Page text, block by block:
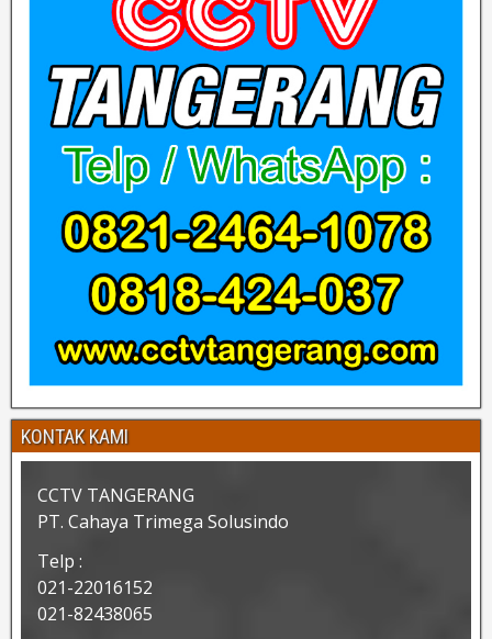
KONTAK KAMI
CCTV TANGERANG
PT. Cahaya Trimega Solusindo
Telp :
021-22016152
021-82438065